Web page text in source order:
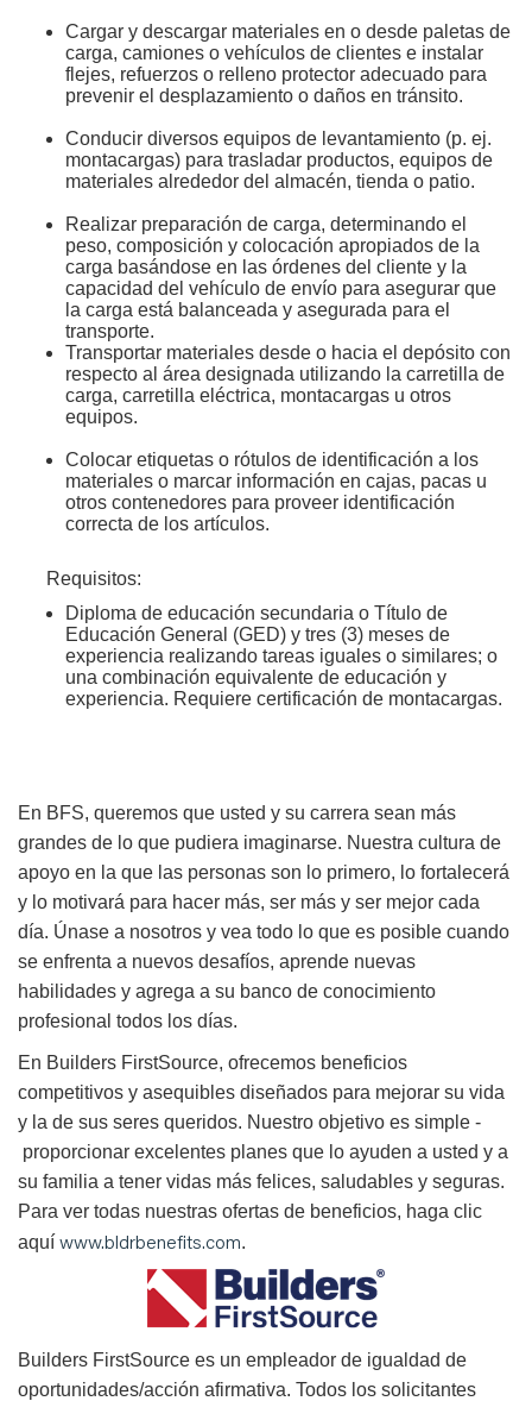
Cargar y descargar materiales en o desde paletas de
carga, camiones o vehículos de clientes e instalar
flejes, refuerzos o relleno protector adecuado para
prevenir el desplazamiento o daños en tránsito.
Conducir diversos equipos de levantamiento (p. ej.
montacargas) para trasladar productos, equipos de
materiales alrededor del almacén, tienda o patio.
Realizar preparación de carga, determinando el
peso, composición y colocación apropiados de la
carga basándose en las órdenes del cliente y la
capacidad del vehículo de envío para asegurar que
la carga está balanceada y asegurada para el
transporte.
Transportar materiales desde o hacia el depósito con
respecto al área designada utilizando la carretilla de
carga, carretilla eléctrica, montacargas u otros
equipos.
Colocar etiquetas o rótulos de identificación a los
materiales o marcar información en cajas, pacas u
otros contenedores para proveer identificación
correcta de los artículos.
Requisitos:
Diploma de educación secundaria o Título de
Educación General (GED) y tres (3) meses de
experiencia realizando tareas iguales o similares; o
una combinación equivalente de educación y
experiencia. Requiere certificación de montacargas.
En BFS, queremos que usted y su carrera sean más
grandes de lo que pudiera imaginarse. Nuestra cultura de
apoyo en la que las personas son lo primero, lo fortalecerá
y lo motivará para hacer más, ser más y ser mejor cada
día. Únase a nosotros y vea todo lo que es posible cuando
se enfrenta a nuevos desafíos, aprende nuevas
habilidades y agrega a su banco de conocimiento
profesional todos los días.
En Builders FirstSource, ofrecemos beneficios
competitivos y asequibles diseñados para mejorar su vida
y la de sus seres queridos. Nuestro objetivo es simple -
proporcionar excelentes planes que lo ayuden a usted y a
su familia a tener vidas más felices, saludables y seguras.
Para ver todas nuestras ofertas de beneficios, haga clic
aquí www.bldrbenefits.com.
Builders FirstSource es un empleador de igualdad de
oportunidades/acción afirmativa. Todos los solicitantes